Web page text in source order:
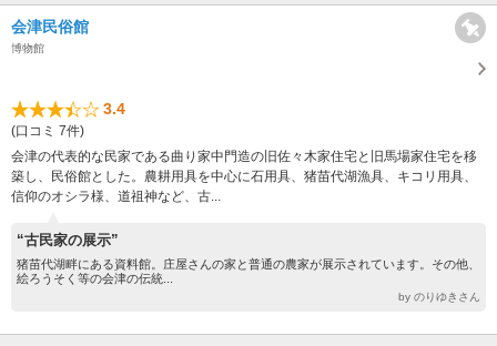
会津民俗館
博物館
3.4
(口コミ 7件)
会津の代表的な民家である曲り家中門造の旧佐々木家住宅と旧馬場家住宅を移
築し、民俗館とした。農耕用具を中心に石用具、猪苗代湖漁具、キコリ用具、
信仰のオシラ様、道祖神など、古...
“古民家の展示”
猪苗代湖畔にある資料館。庄屋さんの家と普通の農家が展示されています。その他、
絵ろうそく等の会津の伝統...
by のりゆきさん